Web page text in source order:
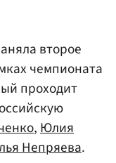
второе
чемпионата
проходит
,Юлия
Непряева.